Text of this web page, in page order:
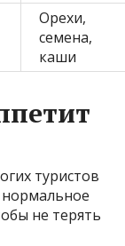
Орехи,
семена,
каши
туристов
нормальное
не терять